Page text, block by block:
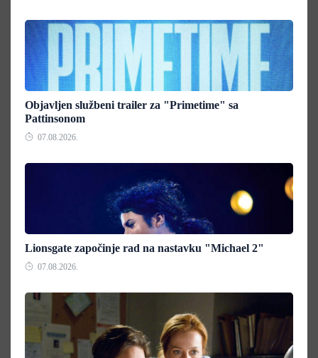
Objavljen službeni trailer za "Primetime" sa
Pattinsonom
07.08.2026.
Lionsgate započinje rad na nastavku "Michael 2"
07.08.2026.